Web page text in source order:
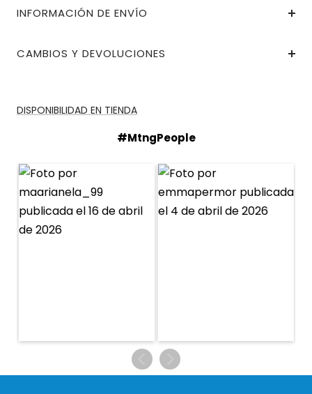
INFORMACIÓN DE ENVÍO
CAMBIOS Y DEVOLUCIONES
DISPONIBILIDAD EN TIENDA
#MtngPeople